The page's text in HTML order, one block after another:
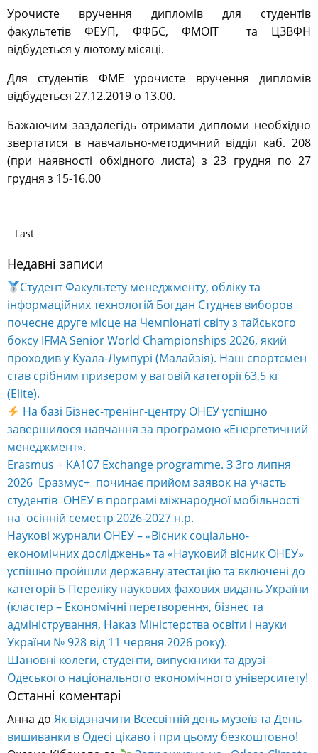
Урочисте вручення дипломів для студентів
факультетів ФЕУП, ФФБС, ФМОІТ та ЦЗВФН
відбудеться у лютому місяці.
Для студентів ФМЕ урочисте вручення дипломів
відбудеться 27.12.2019 о 13.00.
Бажаючим заздалегідь отримати дипломи необхідно
звертатися в навчально-методичний відділ каб. 208
(при наявності обхідного листа) з 23 грудня по 27
грудня з 15-16.00
Last
Недавні записи
Студент Факультету менеджменту, обліку та
інформаційних технологій Богдан Студнєв виборов
почесне друге місце на Чемпіонаті світу з тайського
боксу IFMA Senior World Championships 2026, який
проходив у Куала-Лумпурі (Малайзія). Наш спортсмен
став срібним призером у ваговій категорії 63,5 кг
(Elite).
На базі Бізнес-тренінг-центру ОНЕУ успішно
завершилося навчання за програмою «Енергетичний
менеджмент».
Erasmus + KA107 Exchange programme. З 3го липня
2026 Еразмус+ починає прийом заявок на участь
студентів ОНЕУ в програмі міжнародної мобільності
на осінній семестр 2026-2027 н.р.
Наукові журнали ОНЕУ – «Вісник соціально-
економічних досліджень» та «Науковий вісник ОНЕУ»
успішно пройшли державну атестацію та включені до
категорії Б Переліку наукових фахових видань України
(кластер – Економічні перетворення, бізнес та
адміністрування, Наказ Міністерства освіти і науки
України № 928 від 11 червня 2026 року).
Шановні колеги, студенти, випускники та друзі
Одеського національного економічного університету!
Останні коментарі
Анна до Як відзначити Всесвітній день музеїв та День
вишиванки в Одесі цікаво і при цьому безкоштовно!